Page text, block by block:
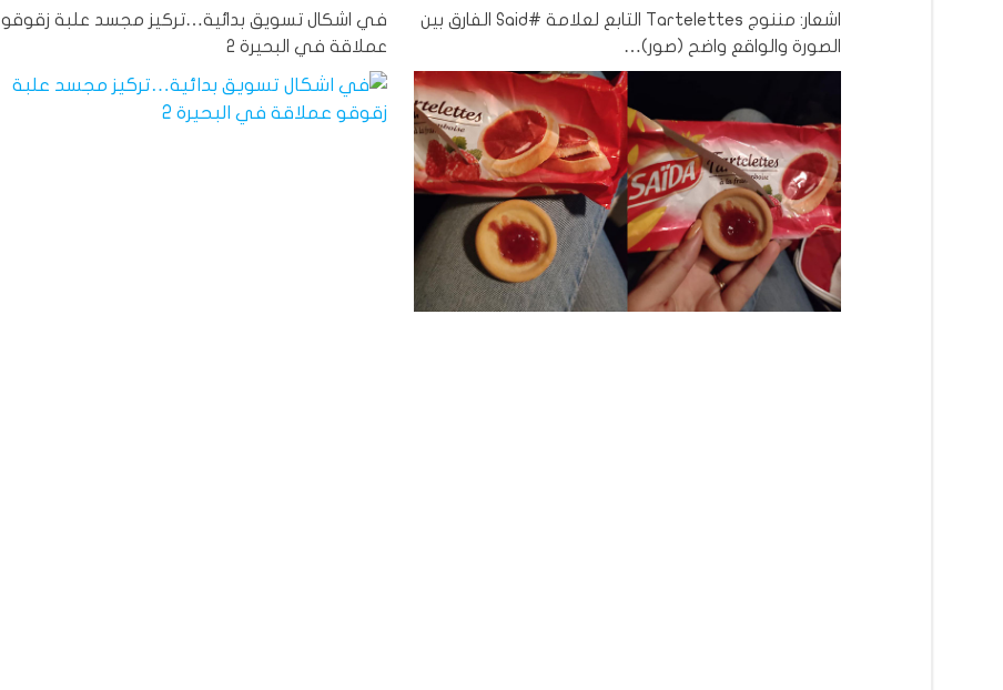
اشعار: مننوج Tartelettes التابع لعلامة #Said الفارق بين
الصورة والواقع واضح (صور)…
في اشكال تسويق بدائية…تركيز مجسد علبة زقوقو
عملاقة في البحيرة 2